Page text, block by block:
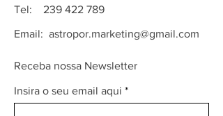
Tel: 239 422 789
Email: astropor.marketing@gmail.com
Receba nossa Newsletter
Insira o seu email aqui